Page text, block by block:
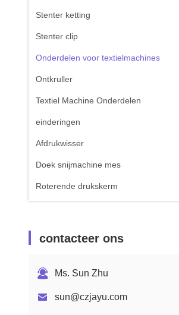
Stenter ketting
Stenter clip
Onderdelen voor textielmachines
Ontkruller
Textiel Machine Onderdelen
einderingen
Afdrukwisser
Doek snijmachine mes
Roterende drukskerm
contacteer ons
Ms. Sun Zhu
sun@czjayu.com